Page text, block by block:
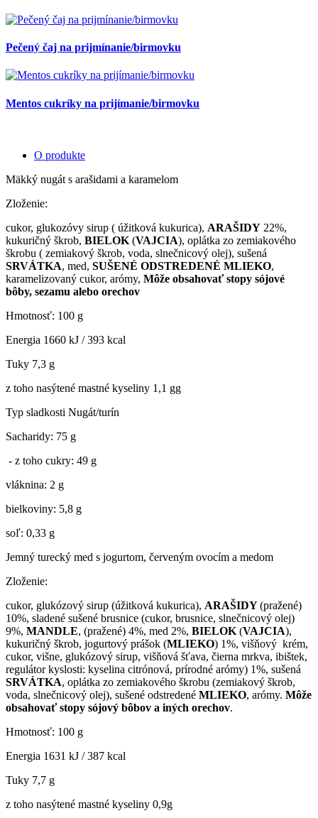
Pečený čaj na prijmínanie/birmovku
Mentos cukríky na prijímanie/birmovku
O produkte
Mäkký nugát s arašidami a karamelom
Zloženie:
cukor, glukozóvy sirup ( úžitková kukurica), ARAŠIDY 22%,
kukuričný škrob, BIELOK (VAJCIA), oplátka zo zemiakového
škrobu ( zemiakový škrob, voda, slnečnicový olej), sušená
SRVÁTKA, med, SUŠENÉ ODSTREDENÉ MLIEKO,
karamelizovaný cukor, arómy, Môže obsahovať stopy sójové
bôby, sezamu alebo orechov
Hmotnosť: 100 g
Energia 1660 kJ / 393 kcal
Tuky 7,3 g
z toho nasýtené mastné kyseliny 1,1 gg
Typ sladkosti Nugát/turín
Sacharidy: 75 g
- z toho cukry: 49 g
vláknina: 2 g
bielkoviny: 5,8 g
soľ: 0,33 g
Jemný turecký med s jogurtom, červeným ovocím a medom
Zloženie:
cukor, glukózový sirup (úžitková kukurica), ARAŠIDY(pražené)
10%, sladené sušené brusnice (cukor, brusnice, slnečnicový olej)
9%, MANDLE, (pražené) 4%, med 2%, BIELOK (VAJCIA),
kukuričný škrob, jogurtový prášok (MLIEKO) 1%, višňový krém,
cukor, višne, glukózový sirup, višňová šťava, čierna mrkva, ibištek,
regulátor kyslosti: kyselina citrónová, prírodné arómy) 1%, sušená
SRVÁTKA, oplátka zo zemiakového škrobu (zemiakový škrob,
voda, slnečnicový olej), sušené odstredené MLIEKO, arómy. Môže
obsahovať stopy sójový bôbov a iných orechov.
Hmotnosť: 100 g
Energia 1631 kJ / 387 kcal
Tuky 7,7 g
z toho nasýtené mastné kyseliny 0,9g